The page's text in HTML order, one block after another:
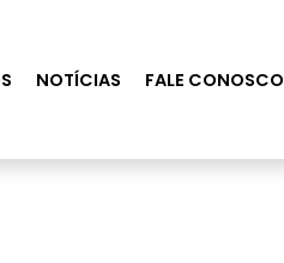
NOTÍCIAS FALE CONOSCO